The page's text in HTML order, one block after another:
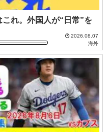
これ。外国人が“日常”を
2026.08.07
海外